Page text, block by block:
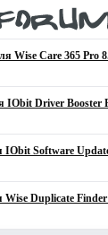
Wise Care 365 Pro
IObit Driver Booster
IObit Software
Duplicate Finder